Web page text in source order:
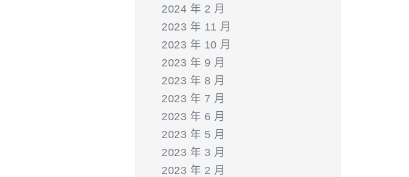
2024 年 2 月
2023 年 11 月
2023 年 10 月
2023 年 9 月
2023 年 8 月
2023 年 7 月
2023 年 6 月
2023 年 5 月
2023 年 3 月
2023 年 2 月